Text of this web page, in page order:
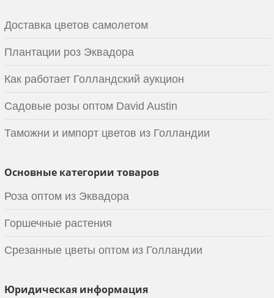
Доставка цветов самолетом
Плантации роз Эквадора
Как работает Голландский аукцион
Садовые розы оптом David Austin
Таможни и импорт цветов из Голландии
Основные категории товаров
Роза оптом из Эквадора
Горшечные растения
Срезанные цветы оптом из Голландии
Юридическая информация